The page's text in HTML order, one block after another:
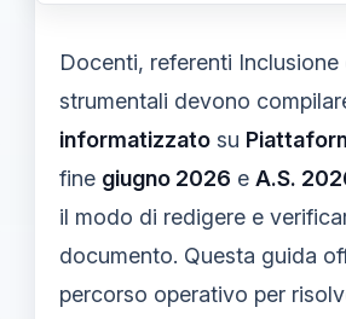
Docenti, referenti Inclusione
strumentali devono
informatizzato su
fine giugno 2026 e A.S.
il modo di redigere e
documento. Questa guida
percorso operativo per